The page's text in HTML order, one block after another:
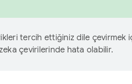
tercih ettiğiniz dile çevirmek
çevirilerinde hata olabilir.